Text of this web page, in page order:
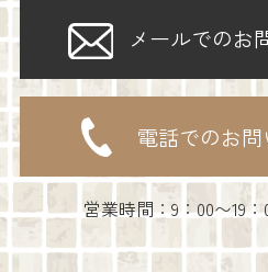
メールでのお
電話でのお
営業時間：9：00〜19